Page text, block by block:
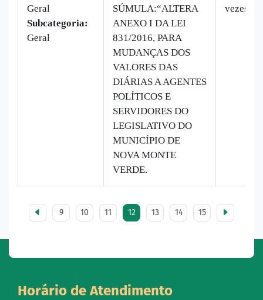
Geral
Subcategoria:
Geral
SÚMULA:“ALTERA
ANEXO I DA LEI
831/2016, PARA
MUDANÇAS DOS
VALORES DAS
DIÁRIAS A AGENTES
POLÍTICOS E
SERVIDORES DO
LEGISLATIVO DO
MUNICÍPIO DE
NOVA MONTE
VERDE.
vezes
9 10 11 12 13 14 15
Horário de Atendimento